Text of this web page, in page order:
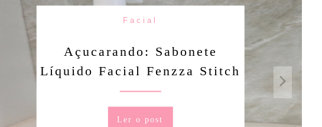
Açucarando: Sabonete
Líquido Facial Fenzza Stitch